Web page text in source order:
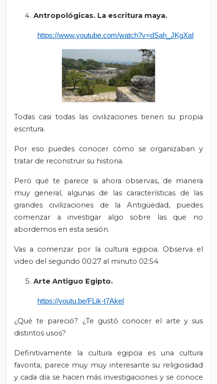
Antropológicas. La escritura maya.
https://www.youtube.com/watch?v=dSah_JKgXaI
Todas casi todas las civilizaciones tienen su propia
escritura.
Por eso puedes conocer cómo se organizaban y
tratar de reconstruir su historia.
Pero qué te parece si ahora observas, de manera
muy general, algunas de las características de las
grandes civilizaciones de la Antigüedad, puedes
comenzar a investigar algo sobre las que no
abordemos en esta sesión.
Vas a comenzar por la cultura egipcia. Observa el
video del segundo 00:27 al minuto 02:54
Arte Antiguo Egipto.
https://youtu.be/FLik-t7AkeI
¿Qué te pareció? ¿Te gustó conocer el arte y sus
distintos usos?
Definitivamente la cultura egipcia es una cultura
favorita, parece muy muy interesante su religiosidad
y cada día se hacen más investigaciones y se conoce